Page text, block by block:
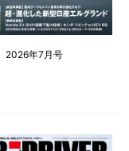
2026年7月号